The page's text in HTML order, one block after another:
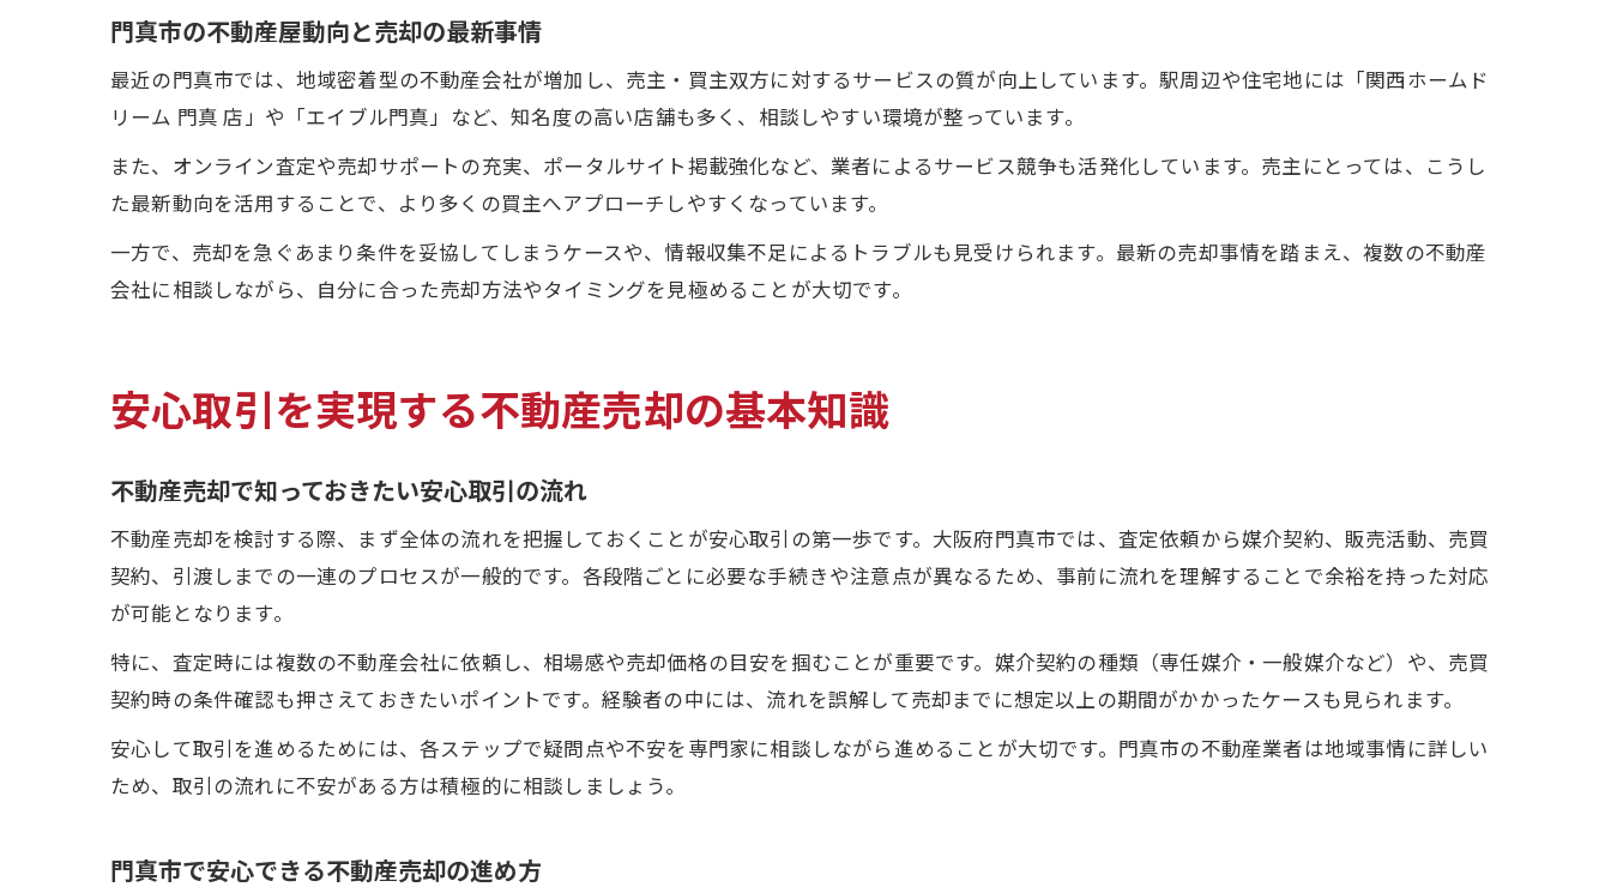
門真市の不動産屋動向と売却の最新事情
最近の門真市では、地域密着型の不動産会社が増加し、売主・買主双方に対するサービスの質が向上しています。駅周辺や住宅地には「関西ホームド
リーム 門真 店」や「エイブル門真」など、知名度の高い店舗も多く、相談しやすい環境が整っています。
また、オンライン査定や売却サポートの充実、ポータルサイト掲載強化など、業者によるサービス競争も活発化しています。売主にとっては、こうし
た最新動向を活用することで、より多くの買主へアプローチしやすくなっています。
一方で、売却を急ぐあまり条件を妥協してしまうケースや、情報収集不足によるトラブルも見受けられます。最新の売却事情を踏まえ、複数の不動産
会社に相談しながら、自分に合った売却方法やタイミングを見極めることが大切です。
安心取引を実現する不動産売却の基本知識
不動産売却で知っておきたい安心取引の流れ
不動産売却を検討する際、まず全体の流れを把握しておくことが安心取引の第一歩です。大阪府門真市では、査定依頼から媒介契約、販売活動、売買
契約、引渡しまでの一連のプロセスが一般的です。各段階ごとに必要な手続きや注意点が異なるため、事前に流れを理解することで余裕を持った対応
が可能となります。
特に、査定時には複数の不動産会社に依頼し、相場感や売却価格の目安を掴むことが重要です。媒介契約の種類（専任媒介・一般媒介など）や、売買
契約時の条件確認も押さえておきたいポイントです。経験者の中には、流れを誤解して売却までに想定以上の期間がかかったケースも見られます。
安心して取引を進めるためには、各ステップで疑問点や不安を専門家に相談しながら進めることが大切です。門真市の不動産業者は地域事情に詳しい
ため、取引の流れに不安がある方は積極的に相談しましょう。
門真市で安心できる不動産売却の進め方